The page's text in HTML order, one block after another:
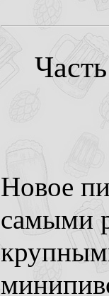
Новое
самыми